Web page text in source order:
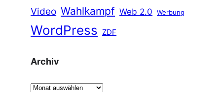
Video Wahlkampf Web 2.0 Werbung
WordPress ZDF
Archiv
A